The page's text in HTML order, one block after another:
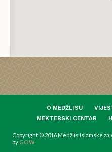
O MEDŽLISU
MEKTEBSKI CENTAR
Copyright © 2016 Medžlis Islamske
byGOW